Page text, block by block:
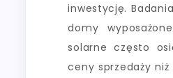
inwestycję.
domy
solarne często
ceny sprzedaży